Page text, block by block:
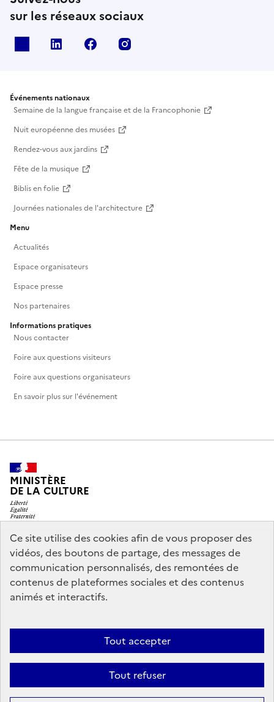
Ce site utilise des cookies afin de vous proposer des
vidéos, des boutons de partage, des messages de
communication personnalisés, des remontées de
contenus de plateformes sociales et des contenus
animés et interactifs.
Tout accepter
Tout refuser
sur les réseaux sociaux
Linkedin Facebook
Événements nationaux
Semaine de la langue française et de la Francophonie
Nuit européenne des musées
Rendez-vous aux jardins
Fête de la musique
Biblis en folie
Journées nationales de l'architecture
Menu
Actualités
Espace organisateurs
Espace presse
Nos partenaires
Informations pratiques
Nous contacter
Foire aux questions visiteurs
Foire aux questions organisateurs
En savoir plus sur l'événement
MINISTÈRE
DE LA CULTURE
legifrance.gouv.fr
info.gouv.fr
service-public.gouv.fr
data.gouv.fr
Mentions légales
conforme
Politique d’utilisation des témoins de connexion